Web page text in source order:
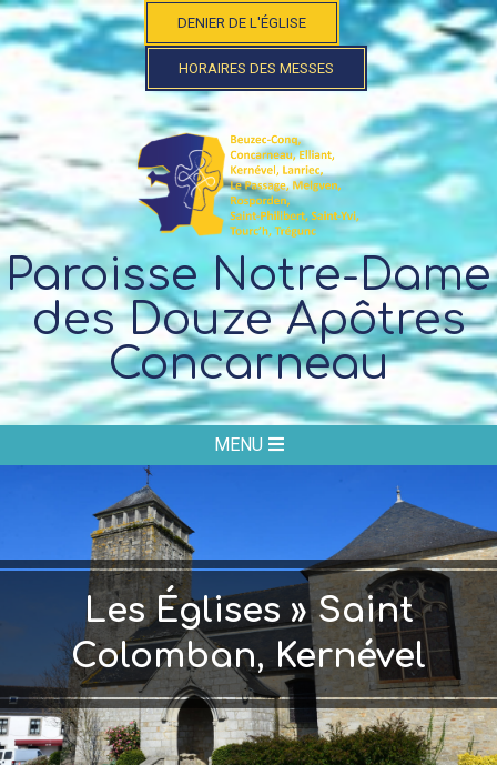
Skip
to
content
DENIER DE L'ÉGLISE
HORAIRES DES MESSES
Paroisse Notre-Dame
des Douze Apôtres
Concarneau
Navigation
MENU
Les Églises »Saint
Colomban, Kernével